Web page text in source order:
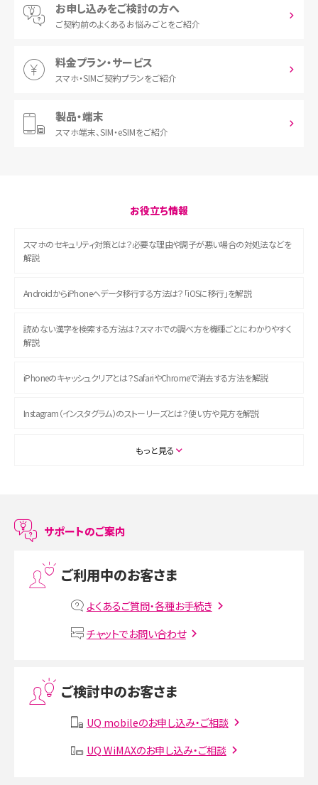
お申し込みをご検討の方へ
ご契約前のよくあるお悩みごとをご紹介
料金プラン・サービス
スマホ・SIMご契約プランをご紹介
製品・端末
スマホ端末、SIM・eSIMをご紹介
お役立ち情報
スマホのセキュリティ対策とは？必要な理由や調子が悪い場合の対処法などを
解説
AndroidからiPhoneへデータ移行する方法は？「iOSに移行」を解説
読めない漢字を検索する方法は？スマホでの調べ方を機種ごとにわかりやすく
解説
iPhoneのキャッシュクリアとは？SafariやChromeで消去する方法を解説
Instagram（インスタグラム）のストーリーズとは？使い方や見方を解説
ASMRとは？初心者向けの代表ジャンルや楽しみ方を解説
LINEで友だちを削除する方法は？方法ごとの影響や復活・復元する方法も解説
MNOとは？MVNOやMVNEとの違いやメリット・デメリットを解説
VPN接続とは？仕組みや必要性、メリット・デメリット、接続方法を解説
Instagram（インスタグラム）でスクショするとバレる？バレるケースや撮り方も解
SMSとは？料金やできること、注意点や届かない時の対処法を解説
もっと見る
サポートのご案内
ご利用中のお客さま
よくあるご質問・各種お手続き
チャットでお問い合わせ
ご検討中のお客さま
UQ mobileのお申し込み・ご相談
UQ WiMAXのお申し込み・ご相談